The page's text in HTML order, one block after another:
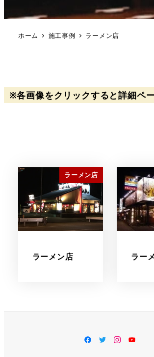
ホーム 施工事例 ラーメン店
※各画像をクリックすると詳細ペ
ラーメン店
ラーメン店 ラー
facebook
Twitter